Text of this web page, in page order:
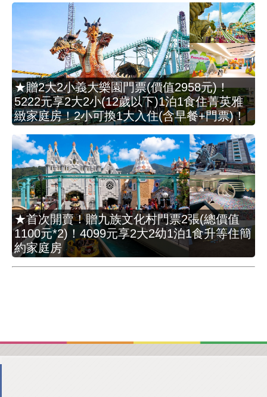
★贈2大2小義大樂園門票(價值2958元)！
5222元享2大2小(12歲以下)1泊1食住菁英雅
緻家庭房！2小可換1大入住(含早餐+門票)！
★首次開賣！贈九族文化村門票2張(總價值
1100元*2)！4099元享2大2幼1泊1食升等住簡
約家庭房